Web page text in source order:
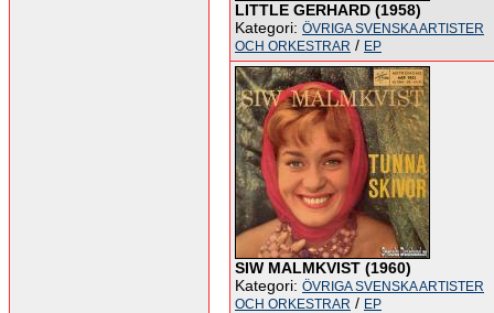
LITTLE GERHARD (1958)
Kategori: ÖVRIGA SVENSKA ARTISTER
OCH ORKESTRAR / EP
SIW MALMKVIST (1960)
Kategori: ÖVRIGA SVENSKA ARTISTER
OCH ORKESTRAR / EP